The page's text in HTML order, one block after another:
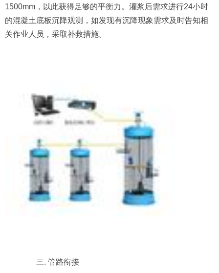
1500mm，以此获得足够的平衡力。灌浆后需求进行24小时
的混凝土底板沉降观测，如发现有沉降现象需求及时告知相
关作业人员，采取补救措施。
三. 管路衔接